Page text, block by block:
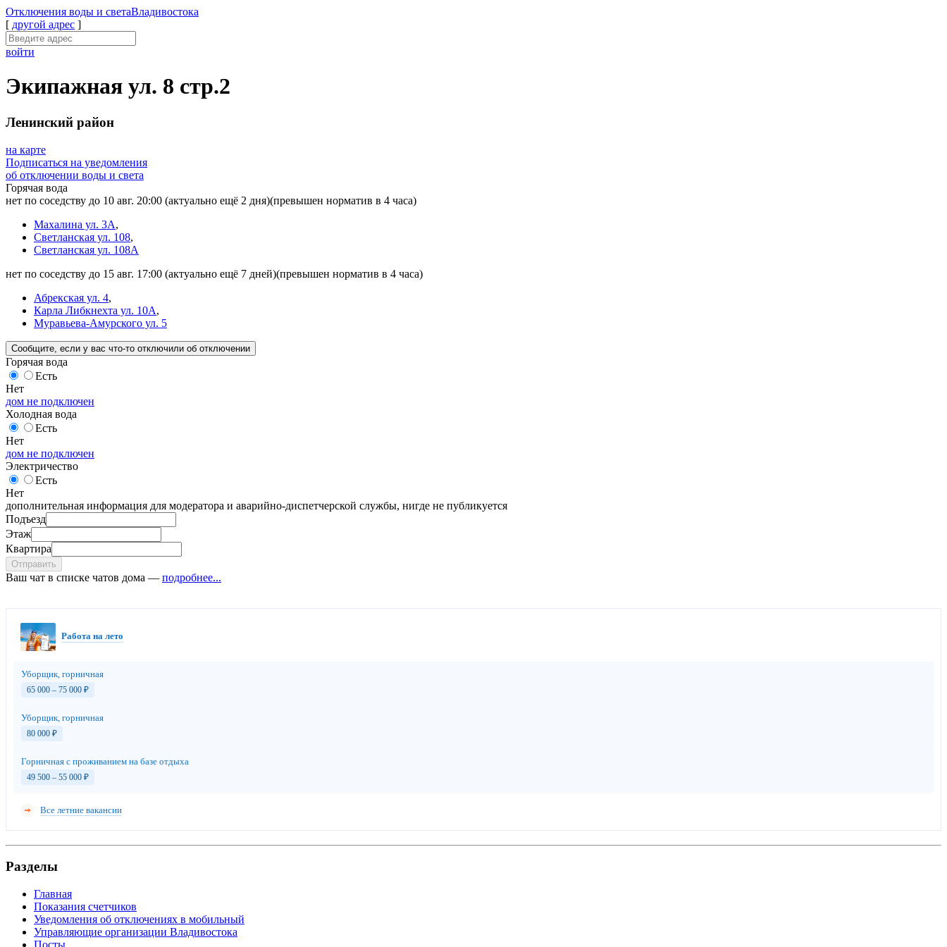
Отключения воды и светаВладивостока
[ другой адрес ]
войти
Экипажная ул. 8 стр.2
Ленинский район
на карте
Подписаться на уведомления
об отключении воды и света
Горячая вода
нет по соседству до 10 авг. 20:00 (актуально ещё 2 дня)(превышен норматив в 4 часа)
Махалина ул. 3А,
Светланская ул. 108,
Светланская ул. 108А
нет по соседству до 15 авг. 17:00 (актуально ещё 7 дней)(превышен норматив в 4 часа)
Абрекская ул. 4,
Карла Либкнехта ул. 10А,
Муравьева-Амурского ул. 5
Сообщите , если у вас что-то отключили об отключении
Горячая вода
Есть
Нет
дом не подключен
Холодная вода
Есть
Нет
дом не подключен
Электричество
Есть
Нет
дополнительная информация для модератора и аварийно-диспетчерской службы, нигде не публикуется
Подъезд
Этаж
Квартира
Отправить
Ваш чат в списке чатов дома — подробнее...
Работа на лето
Уборщик, горничная
65 000 – 75 000 ₽
Уборщик, горничная
80 000 ₽
Горничная с проживанием на базе отдыха
49 500 – 55 000 ₽
Все летние вакансии
Разделы
Главная
Показания счетчиков
Уведомления об отключениях в мобильный
Управляющие организации Владивостока
Посты